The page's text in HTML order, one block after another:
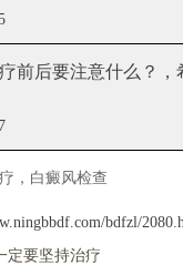
前后要注意什么？
，白癜风检查
bdfzl/
定要坚持治疗